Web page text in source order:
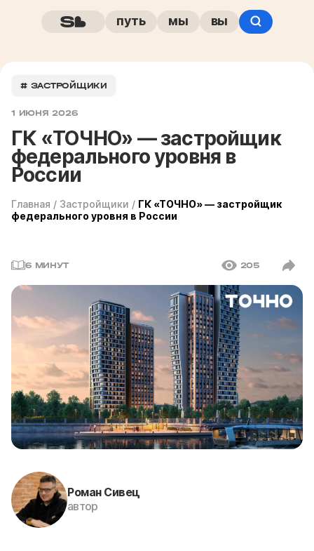
путь мы вы
# ЗАСТРОЙЩИКИ
1 ИЮНЯ 2026
ГК «ТОЧНО» — застройщик
федерального уровня в
России
Главная / Застройщики / ГК «ТОЧНО» — застройщик
федерального уровня в России
6 МИНУТ 205
Роман Сивец
автор